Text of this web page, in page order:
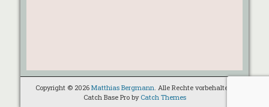
Copyright © 2026 Matthias Bergmann. Alle Rechte vorbehalten.
Catch Base Pro by Catch Themes